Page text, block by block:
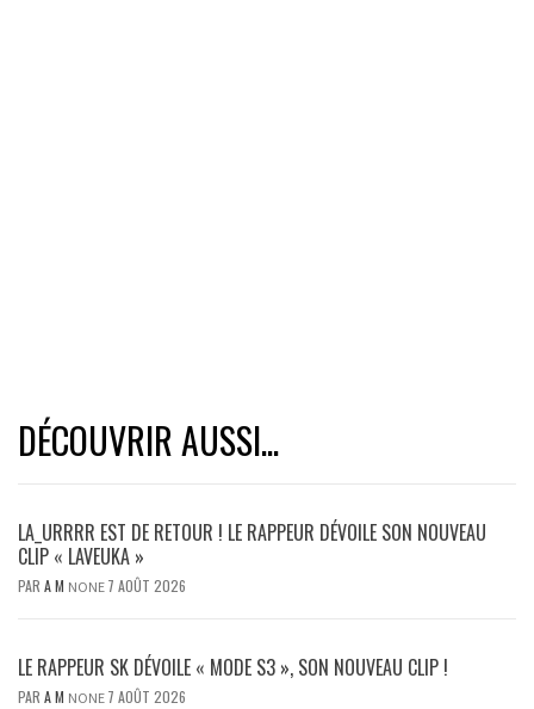
DÉCOUVRIR AUSSI...
LA_URRRR EST DE RETOUR ! LE RAPPEUR DÉVOILE SON NOUVEAU
CLIP « LAVEUKA »
PAR A M NONE 7 AOÛT 2026
LE RAPPEUR SK DÉVOILE « MODE S3 », SON NOUVEAU CLIP !
PAR A M NONE 7 AOÛT 2026